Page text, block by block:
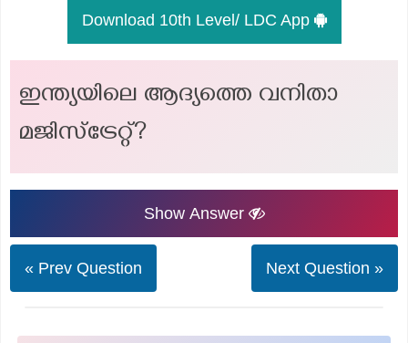
Download 10th Level/ LDC App
ഇന്ത്യയിലെ ആദ്യത്തെ വനിതാ
മജിസ്ട്രേറ്റ്?
Show Answer
« Prev Question Next Question »